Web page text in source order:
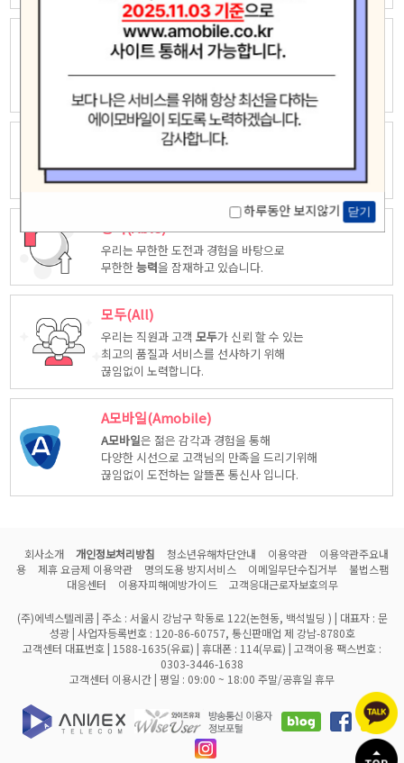
하루동안 보지않기 닫기
놀라운(Amazing)
우리는 고객중심 능력은 고객을 위해 다양한
시각에서 만들어진놀라운상품을
제공합니다.
노력하겠습니다.
능력(Able)
우리는 무한한 도전과 경험을 바탕으로
무한한능력을 잠재하고 있습니다.
모두(All)
우리는 직원과 고객모두가 신뢰 할 수 있는
최고의 품질과 서비스를 선사하기 위해
끊임없이 노력합니다.
A모바일(Amobile)
A모바일은 젊은 감각과 경험을 통해
다양한 시선으로 고객님의 만족을 드리기위해
끊임없이 도전하는 알뜰폰 통신사 입니다.
회사소개 개인정보처리방침 청소년유해차단안내 이용약관
이용약관주요내
용
제휴 요금제 이용약관 명의도용 방지서비스 이메일무단수집거부
불법스팸
대응센터
이용자피해예방가이드 고객응대근로자보호의무
(주)에넥스텔레콤 | 주소 : 서울시 강남구 학동로 122(논현동, 백석빌딩 ) | 대표자 : 문
성광 | 사업자등록번호 : 120-86-60757, 통신판매업 제 강남-8780호
고객센터 대표번호 | 1588-1635(유료) | 휴대폰 : 114(무료) | 고객이용 팩스번호 :
0303-3446-1638
고객센터 이용시간 | 평일 : 09:00 ~ 18:00 주말/공휴일 휴무